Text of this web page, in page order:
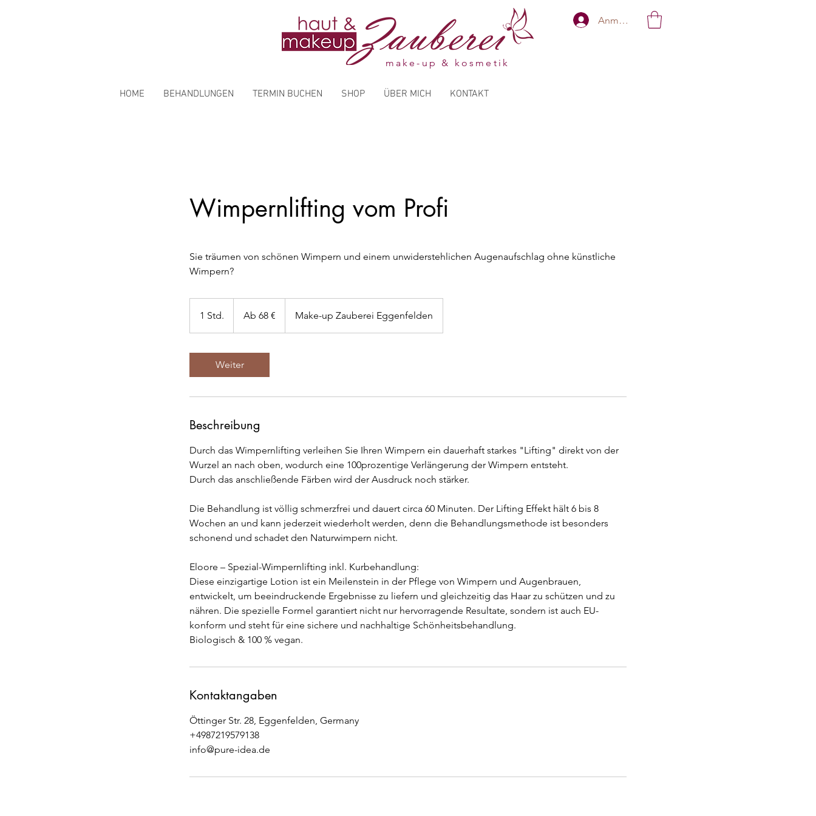
make-up & kosmetik
Anmelden
HOME BEHANDLUNGEN TERMIN BUCHEN SHOP ÜBER MICH KONTAKT
Wimpernlifting vom Profi
Sie träumen von schönen Wimpern und einem unwiderstehlichen Augenaufschlag ohne künstliche
Wimpern?
1 Std.
d
EuroAb 68 € Make-up Zauberei Eggenfelden
Weiter
Beschreibung
Durch das Wimpernlifting verleihen Sie Ihren Wimpern ein dauerhaft starkes "Lifting" direkt von der
Wurzel an nach oben, wodurch eine 100prozentige Verlängerung der Wimpern entsteht.
Durch das anschließende Färben wird der Ausdruck noch stärker.
Die Behandlung ist völlig schmerzfrei und dauert circa 60 Minuten. Der Lifting Effekt hält 6 bis 8
Wochen an und kann jederzeit wiederholt werden, denn die Behandlungsmethode ist besonders
schonend und schadet den Naturwimpern nicht.
Eloore – Spezial-Wimpernlifting inkl. Kurbehandlung:
Diese einzigartige Lotion ist ein Meilenstein in der Pflege von Wimpern und Augenbrauen,
entwickelt, um beeindruckende Ergebnisse zu liefern und gleichzeitig das Haar zu schützen und zu
nähren. Die spezielle Formel garantiert nicht nur hervorragende Resultate, sondern ist auch EU-
konform und steht für eine sichere und nachhaltige Schönheitsbehandlung.
Kontaktangaben
Öttinger Str. 28, Eggenfelden, Germany
+4987219579138
info@pure-idea.de